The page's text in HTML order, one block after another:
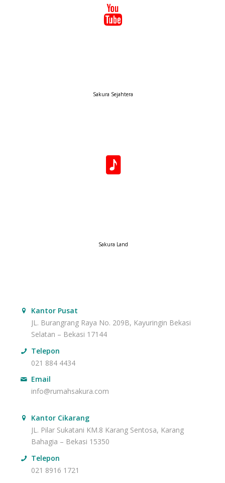
Sakura Sejahtera
Sakura Land
Kantor Pusat
JL. Burangrang Raya No. 209B, Kayuringin Bekasi
Selatan – Bekasi 17144
Telepon
021 884 4434
Email
info@rumahsakura.com
Kantor Cikarang
JL. Pilar Sukatani KM.8 Karang Sentosa, Karang
Bahagia – Bekasi 15350
Telepon
021 8916 1721